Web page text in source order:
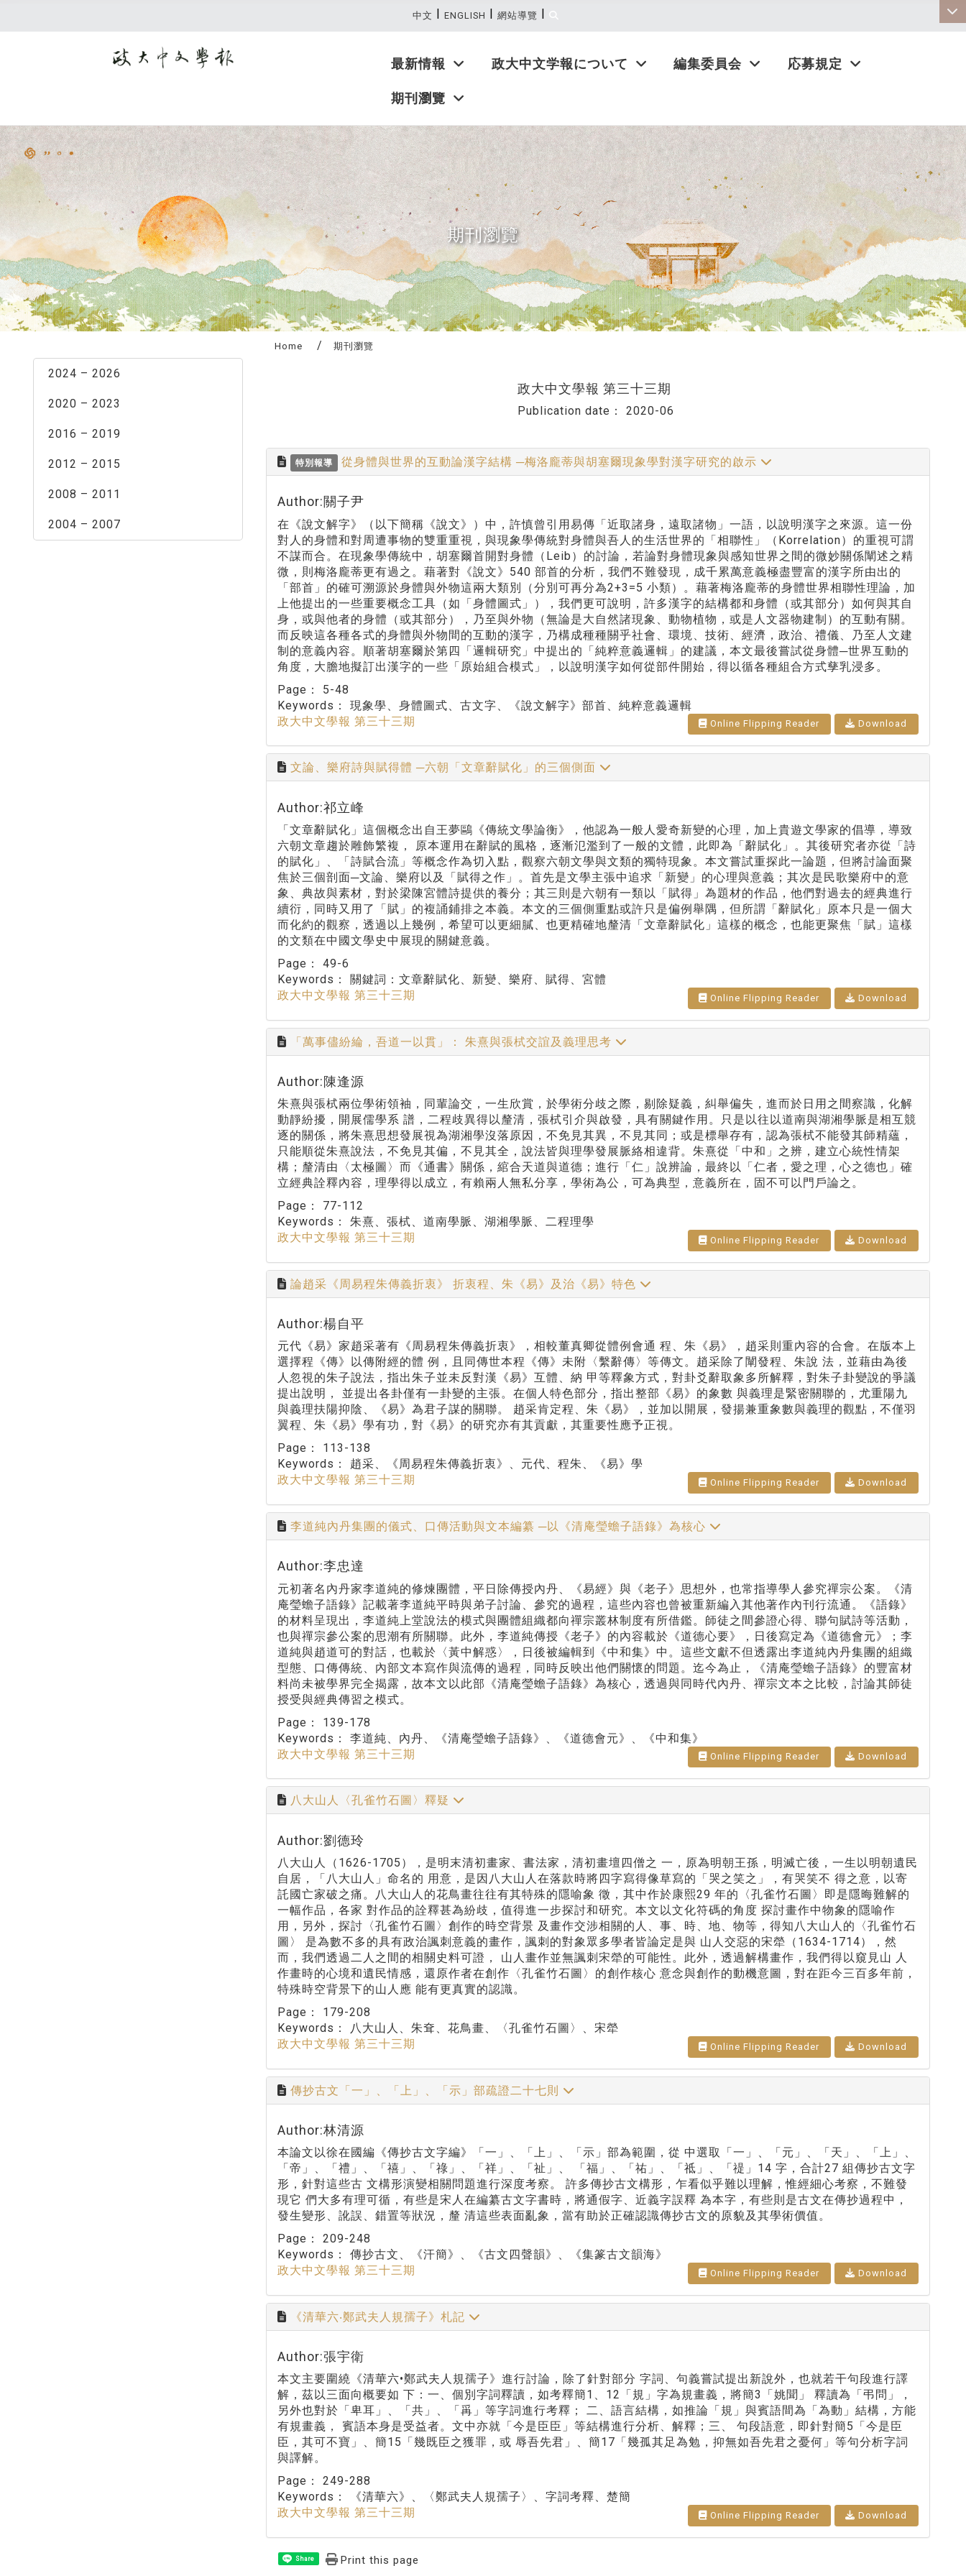
最新情報 政大中文学報について 編集委員会 応募規定
期刊瀏覽
中文 | ENGLISH | 網站導覽 |
期刊瀏覽
2024 – 2026
2020 – 2023
2016 – 2019
2012 – 2015
2008 – 2011
2004 – 2007
Home 期刊瀏覽
政大中文學報 第三十三期
Publication date： 2020-06
特別報導 從身體與世界的互動論漢字結構 ─梅洛龐蒂與胡塞爾現象學對漢字研究的啟示
Author:關子尹
在《說文解字》（以下簡稱《說文》）中，許慎曾引用易傳「近取諸身，遠取諸物」一語，以說明漢字之來源。這一份
對人的身體和對周遭事物的雙重重視，與現象學傳統對身體與吾人的生活世界的「相聯性」（Korrelation）的重視可謂
不謀而合。在現象學傳統中，胡塞爾首開對身體（Leib）的討論，若論對身體現象與感知世界之間的微妙關係闡述之精
微，則梅洛龐蒂更有過之。藉著對《說文》540 部首的分析，我們不難發現，成千累萬意義極盡豐富的漢字所由出的
「部首」的確可溯源於身體與外物這兩大類別（分別可再分為2+3=5 小類）。藉著梅洛龐蒂的身體世界相聯性理論，加
上他提出的一些重要概念工具（如「身體圖式」），我們更可說明，許多漢字的結構都和身體（或其部分）如何與其自
身，或與他者的身體（或其部分），乃至與外物（無論是大自然諸現象、動物植物，或是人文器物建制）的互動有關。
而反映這各種各式的身體與外物間的互動的漢字，乃構成種種關乎社會、環境、技術、經濟，政治、禮儀、乃至人文建
制的意義內容。順著胡塞爾於第四「邏輯研究」中提出的「純粹意義邏輯」的建議，本文最後嘗試從身體─世界互動的
角度，大膽地擬訂出漢字的一些「原始組合模式」，以說明漢字如何從部件開始，得以循各種組合方式孳乳浸多。
Page： 5-48
Keywords： 現象學、身體圖式、古文字、《說文解字》部首、純粹意義邏輯
政大中文學報 第三十三期
Online Flipping Reader Download
文論、樂府詩與賦得體 ─六朝「文章辭賦化」的三個側面
Author:祁立峰
「文章辭賦化」這個概念出自王夢鷗《傳統文學論衡》，他認為一般人愛奇新變的心理，加上貴遊文學家的倡導，導致
六朝文章趨於雕飾繁複， 原本運用在辭賦的風格，逐漸氾濫到了一般的文體，此即為「辭賦化」。其後研究者亦從「詩
的賦化」、「詩賦合流」等概念作為切入點，觀察六朝文學與文類的獨特現象。本文嘗試重探此一論題，但將討論面聚
焦於三個剖面─文論、樂府以及「賦得之作」。首先是文學主張中追求「新變」的心理與意義；其次是民歌樂府中的意
象、典故與素材，對於梁陳宮體詩提供的養分；其三則是六朝有一類以「賦得」為題材的作品，他們對過去的經典進行
續衍，同時又用了「賦」的複誦鋪排之本義。本文的三個側重點或許只是偏例舉隅，但所謂「辭賦化」原本只是一個大
而化約的觀察，透過以上幾例，希望可以更細膩、也更精確地釐清「文章辭賦化」這樣的概念，也能更聚焦「賦」這樣
的文類在中國文學史中展現的關鍵意義。
Page： 49-6
Keywords： 關鍵詞：文章辭賦化、新變、樂府、賦得、宮體
政大中文學報 第三十三期
Online Flipping Reader Download
「萬事儘紛綸，吾道一以貫」： 朱熹與張栻交誼及義理思考
Author:陳逢源
朱熹與張栻兩位學術領袖，同輩論交，一生欣賞，於學術分歧之際，剔除疑義，糾舉偏失，進而於日用之間察識，化解
動靜紛擾，開展儒學系 譜，二程歧異得以釐清，張栻引介與啟發，具有關鍵作用。只是以往以道南與湖湘學脈是相互競
逐的關係，將朱熹思想發展視為湖湘學沒落原因，不免見其異，不見其同；或是標舉存有，認為張栻不能發其師精蘊，
只能順從朱熹說法，不免見其偏，不見其全，說法皆與理學發展脈絡相違背。朱熹從「中和」之辨，建立心統性情架
構；釐清由〈太極圖〉而《通書》關係，綰合天道與道德；進行「仁」說辨論，最終以「仁者，愛之理，心之德也」確
立經典詮釋內容，理學得以成立，有賴兩人無私分享，學術為公，可為典型，意義所在，固不可以門戶論之。
Page： 77-112
Keywords： 朱熹、張栻、道南學脈、湖湘學脈、二程理學
政大中文學報 第三十三期
Online Flipping Reader Download
論趙采《周易程朱傳義折衷》 折衷程、朱《易》及治《易》特色
Author:楊自平
元代《易》家趙采著有《周易程朱傳義折衷》，相較董真卿從體例會通 程、朱《易》，趙采則重內容的合會。在版本上
選擇程《傳》以傳附經的體 例，且同傳世本程《傳》未附〈繫辭傳〉等傳文。趙采除了闡發程、朱說 法，並藉由為後
人忽視的朱子說法，指出朱子並未反對漢《易》互體、納 甲等釋象方式，對卦爻辭取象多所解釋，對朱子卦變說的爭議
提出說明， 並提出各卦僅有一卦變的主張。在個人特色部分，指出整部《易》的象數 與義理是緊密關聯的，尤重陽九
與義理扶陽抑陰、《易》為君子謀的關聯。 趙采肯定程、朱《易》，並加以開展，發揚兼重象數與義理的觀點，不僅羽
翼程、朱《易》學有功，對《易》的研究亦有其貢獻，其重要性應予正視。
Page： 113-138
Keywords： 趙采、《周易程朱傳義折衷》、元代、程朱、《易》學
政大中文學報 第三十三期
Online Flipping Reader Download
李道純內丹集團的儀式、口傳活動與文本編纂 ─以《清庵瑩蟾子語錄》為核心
Author:李忠達
元初著名內丹家李道純的修煉團體，平日除傳授內丹、《易經》與《老子》思想外，也常指導學人參究禪宗公案。《清
庵瑩蟾子語錄》記載著李道純平時與弟子討論、參究的過程，這些內容也曾被重新編入其他著作內刊行流通。《語錄》
的材料呈現出，李道純上堂說法的模式與團體組織都向禪宗叢林制度有所借鑑。師徒之間參證心得、聯句賦詩等活動，
也與禪宗參公案的思潮有所關聯。此外，李道純傳授《老子》的內容載於《道德心要》，日後寫定為《道德會元》；李
道純與趙道可的對話，也載於〈黃中解惑〉，日後被編輯到《中和集》中。這些文獻不但透露出李道純內丹集團的組織
型態、口傳傳統、內部文本寫作與流傳的過程，同時反映出他們關懷的問題。迄今為止，《清庵瑩蟾子語錄》的豐富材
料尚未被學界完全揭露，故本文以此部《清庵瑩蟾子語錄》為核心，透過與同時代內丹、禪宗文本之比較，討論其師徒
授受與經典傳習之模式。
Page： 139-178
Keywords： 李道純、內丹、《清庵瑩蟾子語錄》、《道德會元》、《中和集》
政大中文學報 第三十三期
Online Flipping Reader Download
八大山人〈孔雀竹石圖〉釋疑
Author:劉德玲
八大山人（1626-1705），是明末清初畫家、書法家，清初畫壇四僧之 一，原為明朝王孫，明滅亡後，一生以明朝遺民
自居，「八大山人」命名的 用意，是因八大山人在落款時將四字寫得像草寫的「哭之笑之」，有哭笑不 得之意，以寄
託國亡家破之痛。八大山人的花鳥畫往往有其特殊的隱喻象 徵，其中作於康熙29 年的〈孔雀竹石圖〉即是隱晦難解的
一幅作品，各家 對作品的詮釋甚為紛歧，值得進一步探討和研究。本文以文化符碼的角度 探討畫作中物象的隱喻作
用，另外，探討〈孔雀竹石圖〉創作的時空背景 及畫作交涉相關的人、事、時、地、物等，得知八大山人的〈孔雀竹石
圖〉 是為數不多的具有政治諷刺意義的畫作，諷刺的對象眾多學者皆論定是與 山人交惡的宋犖（1634-1714），然
而，我們透過二人之間的相關史料可證， 山人畫作並無諷刺宋犖的可能性。此外，透過解構畫作，我們得以窺見山 人
作畫時的心境和遺民情感，還原作者在創作〈孔雀竹石圖〉的創作核心 意念與創作的動機意圖，對在距今三百多年前，
特殊時空背景下的山人應 能有更真實的認識。
Page： 179-208
Keywords：
八大山人、朱耷、花鳥畫、〈孔雀竹石圖〉、宋犖
政大中文學報 第三十三期
Online Flipping Reader Download
傳抄古文「一」、「上」、「示」部疏證二十七則
Author:林清源
本論文以徐在國編《傳抄古文字編》「一」、「上」、「示」部為範圍，從 中選取「一」、「元」、「天」、「上」、
「帝」、「禮」、「禧」、「祿」、「祥」、「祉」、 「福」、「祐」、「祗」、「禔」14 字，合計27 組傳抄古文字
形，針對這些古 文構形演變相關問題進行深度考察。 許多傳抄古文構形，乍看似乎難以理解，惟經細心考察，不難發
現它 們大多有理可循，有些是宋人在編纂古文字書時，將通假字、近義字誤釋 為本字，有些則是古文在傳抄過程中，
發生變形、訛誤、錯置等狀況，釐 清這些表面亂象，當有助於正確認識傳抄古文的原貌及其學術價值。
Page： 209-248
Keywords： 傳抄古文、《汗簡》、《古文四聲韻》、《集篆古文韻海》
政大中文學報 第三十三期
Online Flipping Reader Download
《清華六‧鄭武夫人規孺子》札記
Author:張宇衛
本文主要圍繞《清華六•鄭武夫人規孺子》進行討論，除了針對部分 字詞、句義嘗試提出新說外，也就若干句段進行譯
解，茲以三面向概要如 下：一、個別字詞釋讀，如考釋簡1、12「規」字為規畫義，將簡3「姚聞」 釋讀為「弔問」，
另外也對於「卑耳」、「共」、「爯」等字詞進行考釋； 二、語言結構，如推論「規」與賓語間為「為動」結構，方能
有規畫義， 賓語本身是受益者。文中亦就「今是臣臣」等結構進行分析、解釋；三、 句段語意，即針對簡5「今是臣
臣，其可不寶」、簡15「幾既臣之獲罪，或 辱吾先君」、簡17「幾孤其足為勉，抑無如吾先君之憂何」等句分析字詞
與譯解。
Page： 249-288
Keywords：
《清華六》、〈鄭武夫人規孺子〉、字詞考釋、楚簡
政大中文學報 第三十三期
Online Flipping Reader Download
Share Print this page